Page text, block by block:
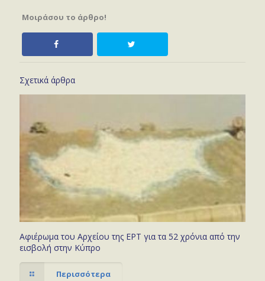
Μοιράσου το άρθρο!
Σχετικά άρθρα
Αφιέρωμα του Αρχείου της ΕΡΤ για τα 52 χρόνια από την
εισβολή στην Κύπρο
Περισσότερα